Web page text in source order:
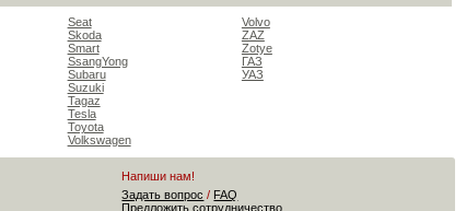
Seat
Skoda
Smart
SsangYong
Subaru
Suzuki
Tagaz
Tesla
Toyota
Volkswagen
Volvo
ZAZ
Zotye
ГАЗ
УАЗ
Напиши нам!
Задать вопрос / FAQ
Предложить сотрудничество